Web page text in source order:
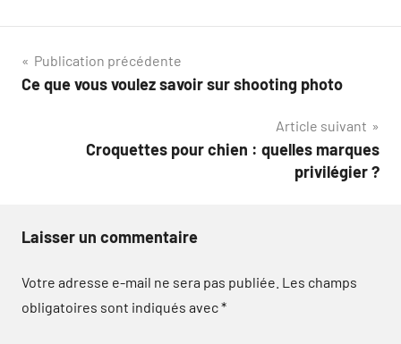
Navigation
de
Publication précédente
Ce que vous voulez savoir sur shooting photo
Article suivant
Croquettes pour chien : quelles marques
privilégier ?
Laisser un commentaire
Votre adresse e-mail ne sera pas publiée. Les champs
obligatoires sont indiqués avec*